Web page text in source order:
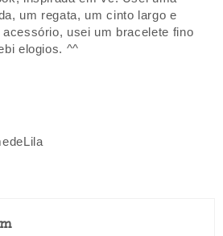
um regata, um cinto largo e
usei um bracelete fino
elogios. ^^